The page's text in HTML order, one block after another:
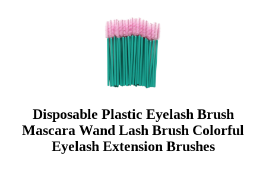
Disposable Plastic Eyelash Brush
Mascara Wand Lash Brush Colorful
Eyelash Extension Brushes